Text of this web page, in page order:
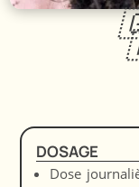
DOSAGE
Dose